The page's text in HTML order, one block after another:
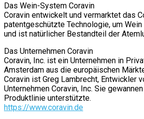
Das Wein-System Coravin
Coravin entwickelt und vermarktet das
patentgeschützte Technologie, um
und ist natürlicher Bestandteil der
Das Unternehmen Coravin
Coravin, Inc. ist ein Unternehmen in
Amsterdam aus die europäischen
Coravin ist Greg Lambrecht, Entwickler
Unternehmen Coravin, Inc. Sie
Produktlinie unterstützte.
https://www.coravin.de